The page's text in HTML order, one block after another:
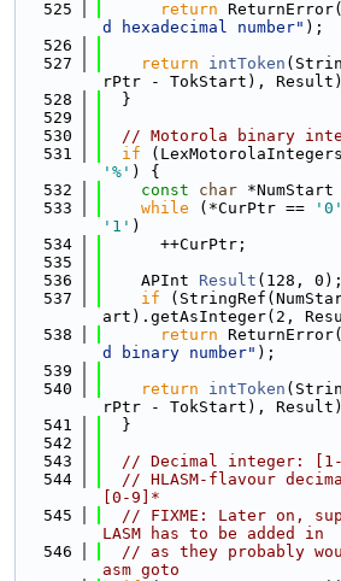
  525
return
d hexadecimal number" );
  526
  527
return intToken
rPtr - TokStart),
  528
  }
  529
  530
// Motorola binary
  531
if
'%' ) {
  532
const char
  533
while (*CurPtr == '0'
'1' )
  534
      ++CurPtr;
  535
  536
    APInt
Result (128, 0);
  537
if
art).getAsInteger(2,
  538
return
d binary number" );
  539
  540
return intToken
rPtr - TokStart),
  541
  }
  542
  543
// Decimal integer:
  544
// HLASM-flavour
[0-9]*
  545
// FIXME: Later on,
LASM has to be added in
  546
// as they probably
asm goto